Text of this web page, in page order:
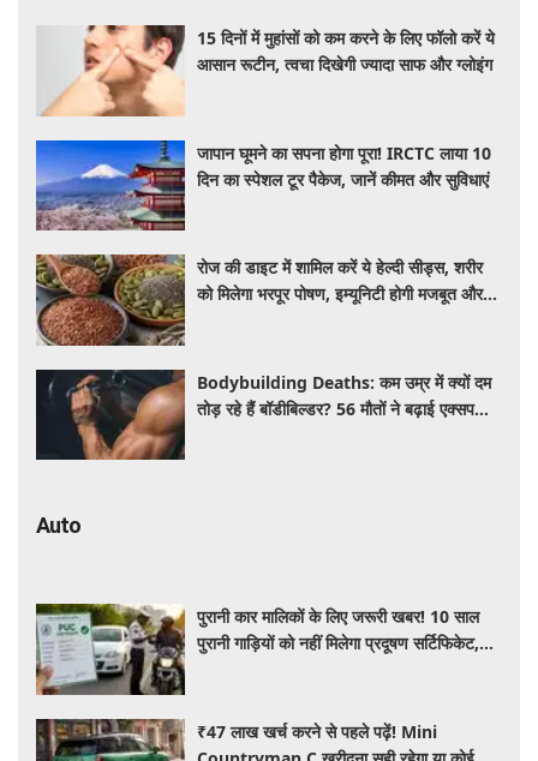
15 दिनों में मुहांसों को कम करने के लिए फॉलो करें ये
आसान रूटीन, त्वचा दिखेगी ज्यादा साफ और ग्लोइंग
जापान घूमने का सपना होगा पूरा! IRCTC लाया 10
दिन का स्पेशल टूर पैकेज, जानें कीमत और सुविधाएं
रोज की डाइट में शामिल करें ये हेल्दी सीड्स, शरीर
को मिलेगा भरपूर पोषण, इम्यूनिटी होगी मजबूत और
Bodybuilding Deaths: कम उम्र में क्यों दम
तोड़ रहे हैं बॉडीबिल्डर? 56 मौतों ने बढ़ाई एक्सपर्ट्स
Auto
पुरानी कार मालिकों के लिए जरूरी खबर! 10 साल
पुरानी गाड़ियों को नहीं मिलेगा प्रदूषण सर्टिफिकेट,
₹47 लाख खर्च करने से पहले पढ़ें! Mini